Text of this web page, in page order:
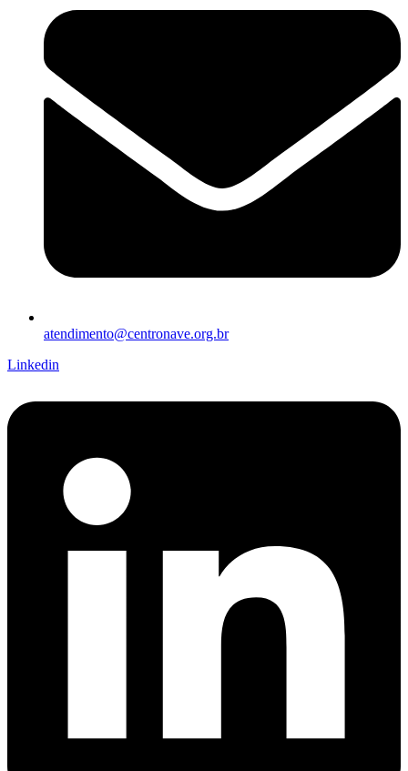
atendimento@centronave.org.br
Linkedin